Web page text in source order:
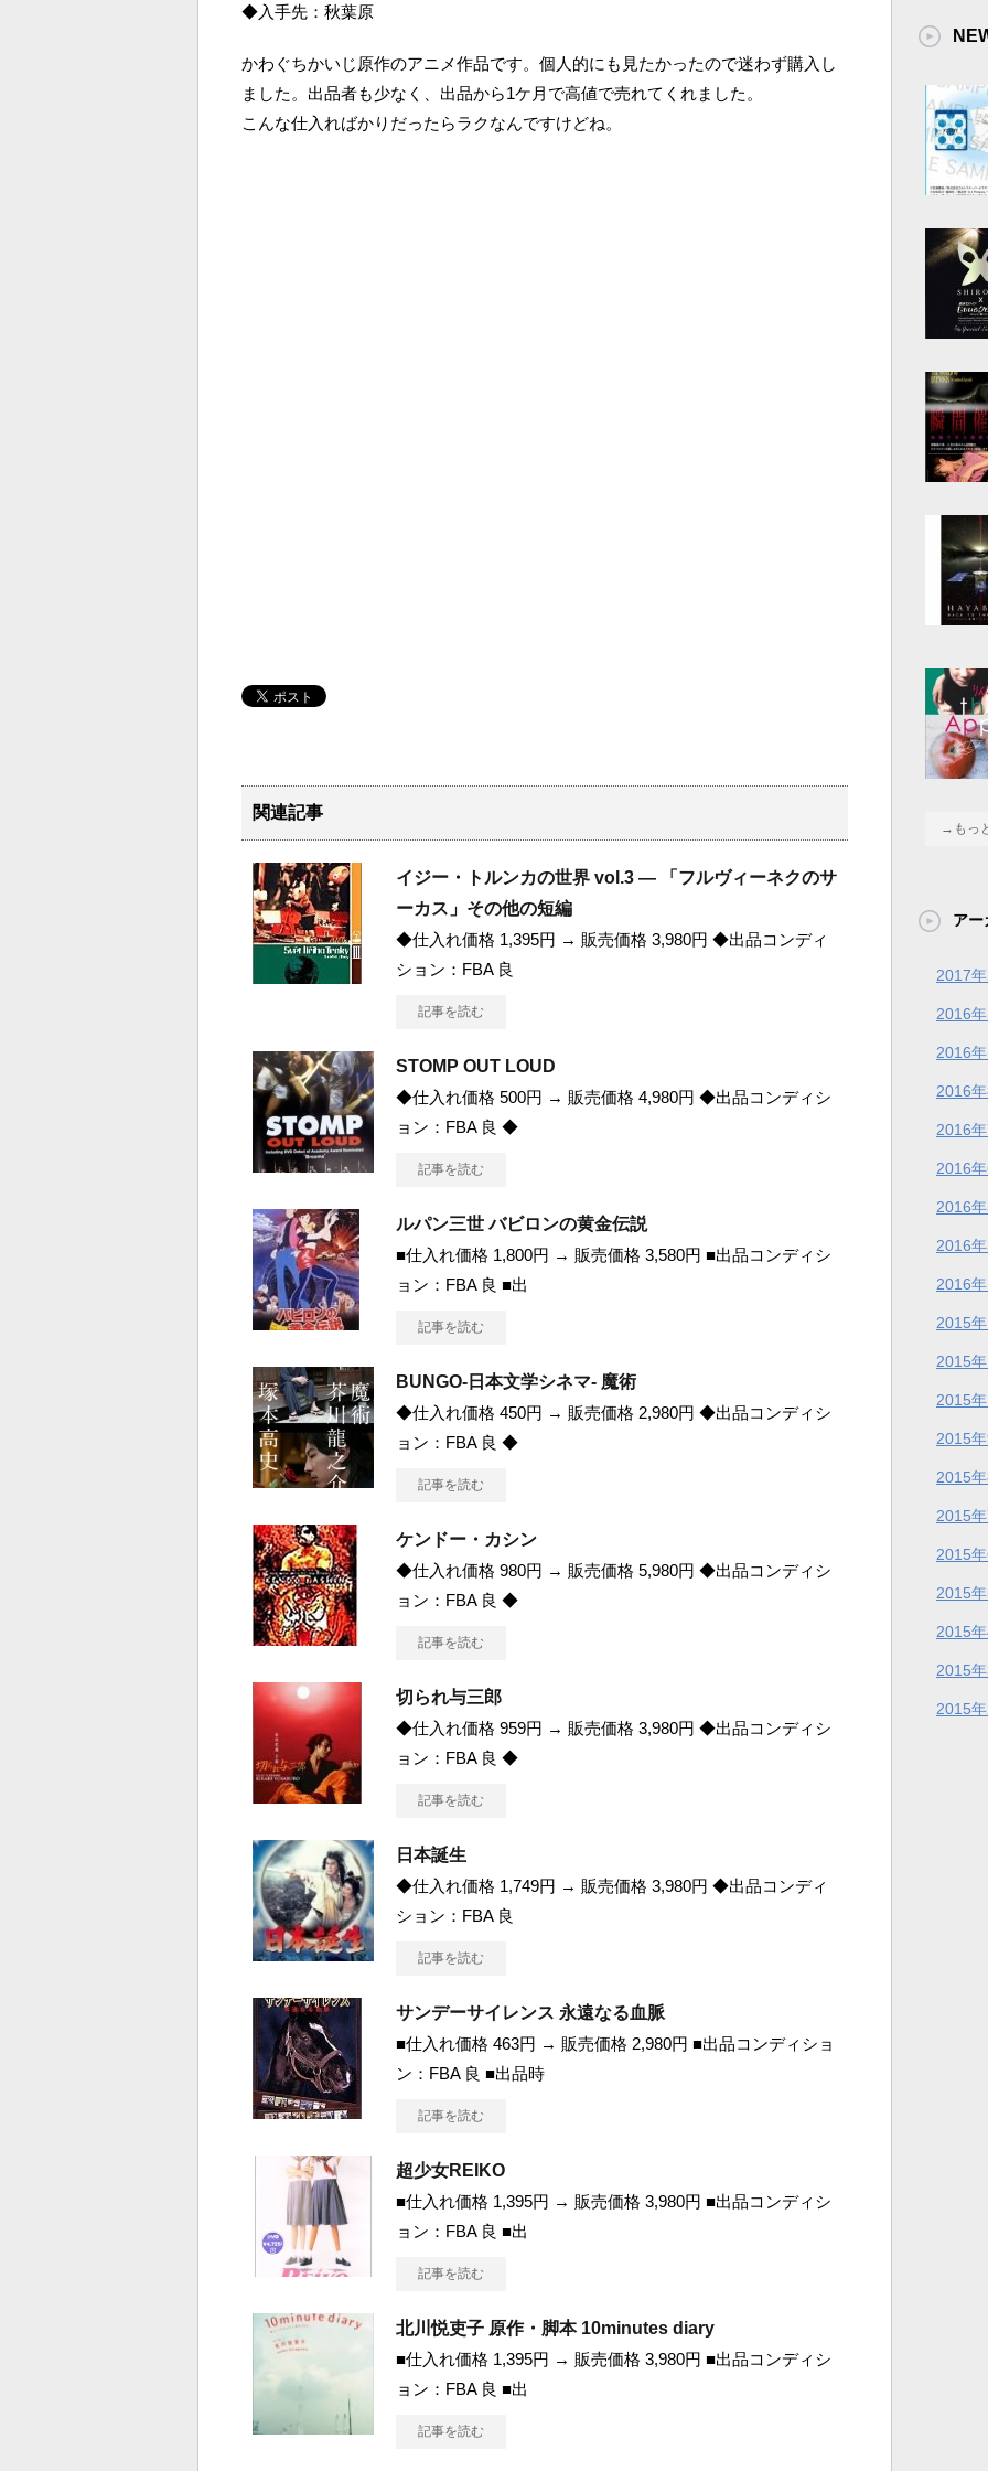
◆入手先：秋葉原
かわぐちかいじ原作のアニメ作品です。個人的にも見たかったので迷わず購入し
ました。出品者も少なく、出品から1ケ月で高値で売れてくれました。
こんな仕入ればかりだったらラクなんですけどね。
関連記事
イジー・トルンカの世界 vol.3 ― 「フルヴィーネクのサ
ーカス」その他の短編
◆仕入れ価格 1,395円 → 販売価格 3,980円 ◆出品コンディ
ション：FBA 良
記事を読む
STOMP OUT LOUD
◆仕入れ価格 500円 → 販売価格 4,980円 ◆出品コンディシ
ョン：FBA 良 ◆
記事を読む
ルパン三世 バビロンの黄金伝説
■仕入れ価格 1,800円 → 販売価格 3,580円 ■出品コンディシ
ョン：FBA 良 ■出
記事を読む
BUNGO-日本文学シネマ- 魔術
◆仕入れ価格 450円 → 販売価格 2,980円 ◆出品コンディシ
ョン：FBA 良 ◆
記事を読む
ケンドー・カシン
◆仕入れ価格 980円 → 販売価格 5,980円 ◆出品コンディシ
ョン：FBA 良 ◆
記事を読む
切られ与三郎
◆仕入れ価格 959円 → 販売価格 3,980円 ◆出品コンディシ
ョン：FBA 良 ◆
記事を読む
日本誕生
◆仕入れ価格 1,749円 → 販売価格 3,980円 ◆出品コンディ
ション：FBA 良
記事を読む
サンデーサイレンス 永遠なる血脈
■仕入れ価格 463円 → 販売価格 2,980円 ■出品コンディショ
ン：FBA 良 ■出品時
記事を読む
超少女REIKO
■仕入れ価格 1,395円 → 販売価格 3,980円 ■出品コンディシ
ョン：FBA 良 ■出
記事を読む
北川悦吏子 原作・脚本 10minutes diary
■仕入れ価格 1,395円 → 販売価格 3,980円 ■出品コンディシ
ョン：FBA 良 ■出
記事を読む
→もっ
アー
2017年
2016
2016
2016年
2016年
2016年
2016年
2016年
2016年
2015
2015
2015
2015年
2015年
2015年
2015年
2015年
2015年
2015年
2015年